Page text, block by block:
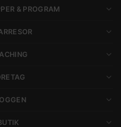
& PROGRAM